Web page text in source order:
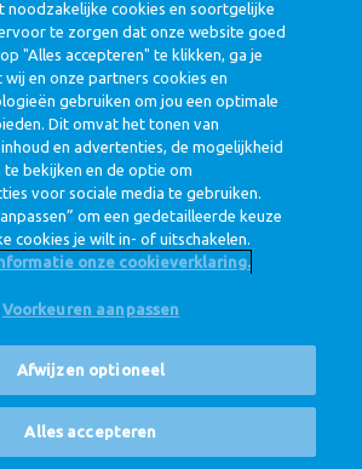
noodzakelijke cookies en soortgelijke
te zorgen dat onze website goed
"Alles accepteren" te klikken, ga je
en onze partners cookies en
gebruiken om jou een optimale
Dit omvat het tonen van
en advertenties, de mogelijkheid
te bekijken en de optie om
voor sociale media te gebruiken.
om een gedetailleerde keuze
cookies je wilt in- of uitschakelen.
onze cookieverklaring.
Voorkeuren aanpassen
Afwijzen optioneel
Alles accepteren